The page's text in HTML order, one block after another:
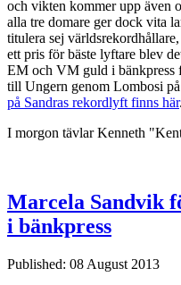
och vikten kommer upp även
alla tre domare ger dock vita
titulera sej
ett pris för bäste lyftare blev
EM och VM guld i bänkpress
till Ungern genom Lombosi
på Sandras rekordlyft finns här.
I morgon tävlar Kenneth
Marcela Sandvik
i bänkpress
Published: 08 August 2013